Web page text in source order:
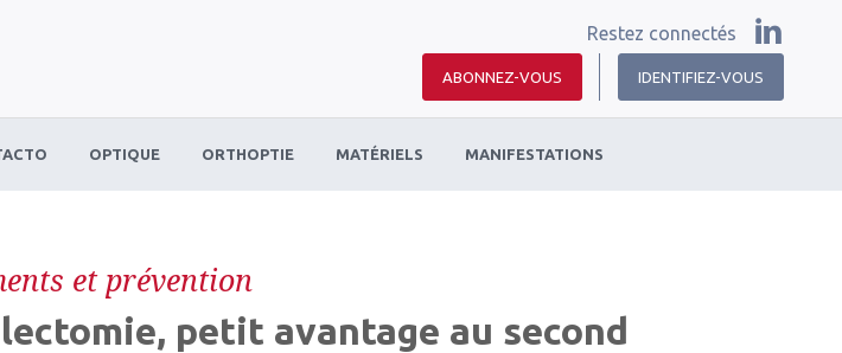
Restez connectés
ABONNEZ-VOUS IDENTIFIEZ-VOUS
OPTIQUE ORTHOPTIE MATÉRIELS MANIFESTATIONS
et prévention
petit avantage au second